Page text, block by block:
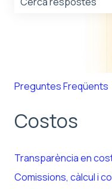
Preguntes Freqüents
Costos
Transparència en
Comissions, càlcul i